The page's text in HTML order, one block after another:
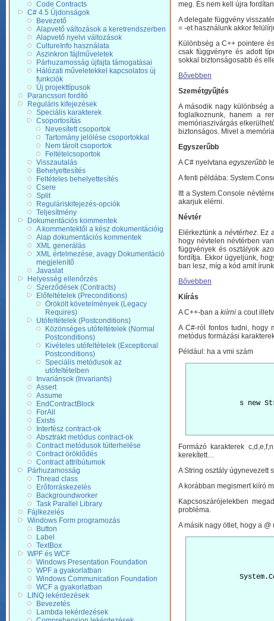
Code Contracts
C# 4.5 Újdonságok
Bevezető
Alapvető változások a keretrendszerben
Alapvető nyelvi változások
CultureInfo használata
Aszinkron fájlműveletek
Párhuzamosság újfajta támogatásai
Hálózati műveletekkel kapcsolatos új
funkciók
Új projekttípusok
Parancssori fordító
Reguláris kifejezések
Speciális karakterek
Csoportosítás
Nevesített csoportok
Tartomány jelölése csoportokkal
Nem tárolt csoportok
Feltételcsoportok
Visszautalás
Behelyettesítés
Feltételes behelyettesítés
Csere
Split
Reguláriskifejezés-opciók
Teljesítmény
Dokumentációs kommentek
A kommentektől a kész dokumentációig
Alap dokumentációs kommentek
XML generálás
XML értelmezése, avagy Dokumentáció
megjelenítő
Javaslat
Helyesség ellenőrzés
Szerződések (Contracts)
Előfeltételek (Preconditions)
Örökölt követelmények (Legacy
Requires)
Utófeltételek (Postconditions)
Közönséges utófeltételek (Normal
Postconditions)
Kivételes utófeltételek (Exceptional
Postconditions)
Speciális metódusok az
utófeltételben
Invariánsok (Invariants)
Assert
Assume
EndContractBlock
ForAll
Exists
Interfész contract-ok
Absztrakt metódus contract-ok
Contract metódusok túlterhelése
Contract öröklődés
Contract attribútumok
Párhuzamosság
Thread class
Erőforráskezelés
Backgroundworker
Task Parallel Library
Fájlkezelés
Windows Form programozás
Button
Label
TextBox
WPF és WCF
Windows Presentation Foundation
WPF a gyakorlatban
Windows Communication Foundation
WCF a gyakorlatban
LINQ lekérdezések
Bevezetés
Lambda lekérdezések
meg. És nem kell újra
A delegate függvény
= -et használunk akkor
Különbség a C++ pointere
csak függvényre és adott
sokkal biztonságosabb és
Bővebben
Szemétgyűjtés
A második nagy különbség
foglalkoznunk, hanem a
memóriaszivárgás
biztonságos. Mivel a
Egyszerűbb
A C# nyelvtana egyszerűbb
A fenti példába:
Itt a System.Console
akarjuk elérni.
Névtér
Elérkeztünk a névtérhez. Ez
hogy névtelen névtérben
függvények és osztályok
fordítja. Ekkor ügyeljünk,
ban lesz, míg a kód amit
Bővebben
Kiírás
A C++-ban a kiírni a cout
A C#-ról fontos tudni, hogy
metódus formázási
Például: ha a vmi szám
s new
Formázó karakterek
kerekített…
A String osztály úgynevezett
A korábban megismert kiíró
Kapcsoszárójelekben
probléma.
A másik nagy ötlet, hogy a